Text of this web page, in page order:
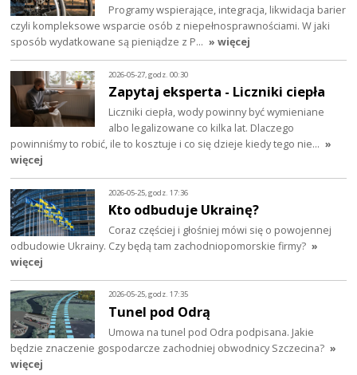
Programy wspierające, integracja, likwidacja barier
czyli kompleksowe wsparcie osób z niepełnosprawnościami. W jaki
sposób wydatkowane są pieniądze z P… » więcej
2026-05-27, godz. 00:30
Zapytaj eksperta - Liczniki ciepła
Liczniki ciepła, wody powinny być wymieniane
albo legalizowane co kilka lat. Dlaczego
powinniśmy to robić, ile to kosztuje i co się dzieje kiedy tego nie… »
więcej
2026-05-25, godz. 17:36
Kto odbuduje Ukrainę?
Coraz częściej i głośniej mówi się o powojennej
odbudowie Ukrainy. Czy będą tam zachodniopomorskie firmy? »
więcej
2026-05-25, godz. 17:35
Tunel pod Odrą
Umowa na tunel pod Odra podpisana. Jakie
będzie znaczenie gospodarcze zachodniej obwodnicy Szczecina? »
więcej